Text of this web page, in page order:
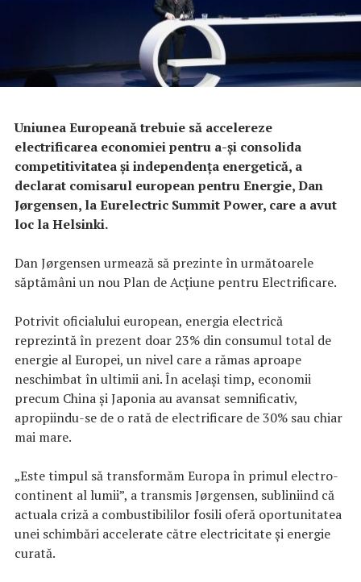
Uniunea Europeană trebuie să accelereze
electrificarea economiei pentru a-și consolida
competitivitatea și independența energetică, a
declarat comisarul european pentru Energie, Dan
Jørgensen, la Eurelectric Summit Power, care a avut
loc la Helsinki.
Dan Jørgensen urmează să prezinte în următoarele
săptămâni un nou Plan de Acțiune pentru Electrificare.
Potrivit oficialului european, energia electrică
reprezintă în prezent doar 23% din consumul total de
energie al Europei, un nivel care a rămas aproape
neschimbat în ultimii ani. În același timp, economii
precum China și Japonia au avansat semnificativ,
apropiindu-se de o rată de electrificare de 30% sau chiar
mai mare.
„Este timpul să transformăm Europa în primul electro-
continent al lumii”, a transmis Jørgensen, subliniind că
actuala criză a combustibililor fosili oferă oportunitatea
unei schimbări accelerate către electricitate și energie
curată.